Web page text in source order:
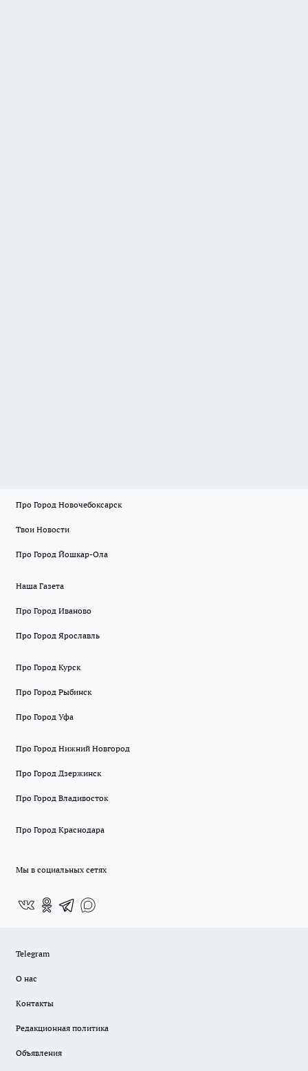
Про Город Новочебоксарск
Твои Новости
Про Город Йошкар-Ола
Наша Газета
Про Город Иваново
Про Город Ярославль
Про Город Курск
Про Город Рыбинск
Про Город Уфа
Про Город Нижний Новгород
Про Город Дзержинск
Про Город Владивосток
Про Город Краснодара
Мы в социальных сетях
Telegram
О нас
Контакты
Редакционная политика
Объявления